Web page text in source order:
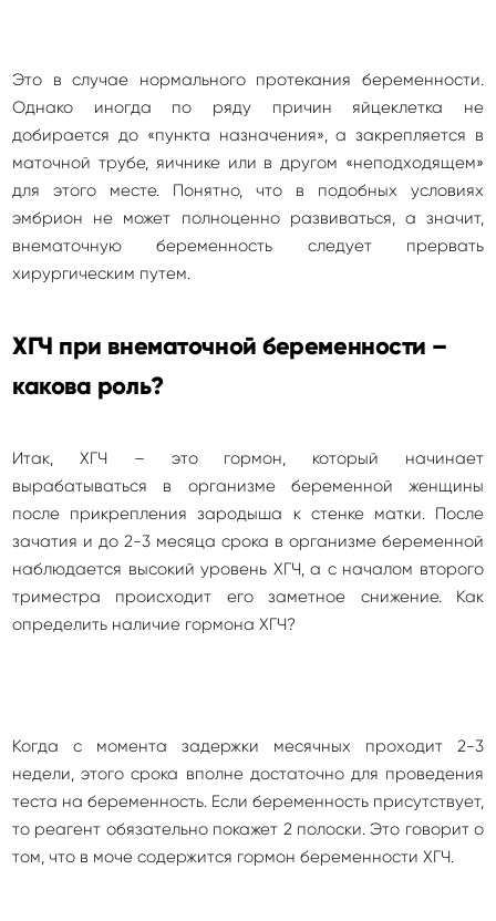
Это в случае нормального протекания беременности.
Однако иногда по ряду причин яйцеклетка не
добирается до «пункта назначения», а закрепляется в
маточной трубе, яичнике или в другом «неподходящем»
для этого месте. Понятно, что в подобных условиях
эмбрион не может полноценно развиваться, а значит,
внематочную беременность следует прервать
хирургическим путем.
ХГЧ при внематочной беременности –
какова роль?
Итак, ХГЧ – это гормон, который начинает
вырабатываться в организме беременной женщины
после прикрепления зародыша к стенке матки. После
зачатия и до 2-3 месяца срока в организме беременной
наблюдается высокий уровень ХГЧ, а с началом второго
триместра происходит его заметное снижение. Как
определить наличие гормона ХГЧ?
Когда с момента задержки месячных проходит 2-3
недели, этого срока вполне достаточно для проведения
теста на беременность. Если беременность присутствует,
то реагент обязательно покажет 2 полоски. Это говорит о
том, что в моче содержится гормон беременности ХГЧ.